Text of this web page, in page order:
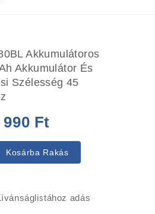
Akkumulátoros
Akkumulátor És
Szélesség 45
990 Ft
price
is:
Kosárba Rakás
adás